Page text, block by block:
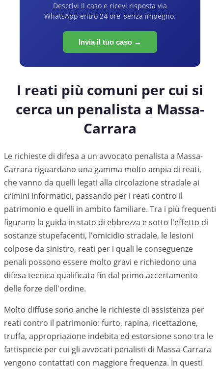
Descrivi il caso e ricevi risposta via
WhatsApp entro 24 ore, senza impegno.
Invia il tuo caso →
I reati più comuni per cui si
cerca un penalista a Massa-
Carrara
Le richieste di difesa a un avvocato penalista a Massa-
Carrara riguardano una gamma molto ampia di reati,
che vanno da quelli legati alla circolazione stradale ai
crimini informatici, passando per i reati contro il
patrimonio e quelli in ambito familiare. Tra i più frequenti
figurano la guida in stato di ebbrezza e sotto l'effetto di
sostanze stupefacenti, l'omicidio stradale, le lesioni
colpose da sinistro, reati per i quali le conseguenze
penali possono essere molto gravi e richiedono una
difesa tecnica qualificata fin dal primo accertamento
delle forze dell'ordine.
Molto diffuse sono anche le richieste di assistenza per
reati contro il patrimonio: furto, rapina, ricettazione,
truffa, appropriazione indebita ed estorsione sono tra le
fattispecie per cui gli avvocati penalisti di Massa-Carrara
vengono contattati con maggiore frequenza. In questi